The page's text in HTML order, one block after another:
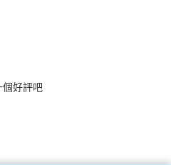
資訊註冊。若發現惡意使用之情形，
好評吧